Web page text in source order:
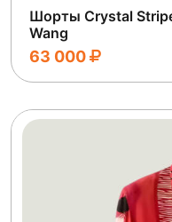
Шорты Crystal
Wang
63 000